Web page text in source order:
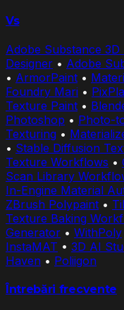
Vs
Adobe Substance 3D
Designer • Adobe
• ArmorPaint •
Foundry Mari •
Texture Paint •
Photoshop • Photo-
Texturing •
• Stable Diffusion
Texture Workflows •
Scan Library
In-Engine Material
ZBrush Polypaint •
Texture Baking
Generator • WithPoly
InstaMAT • 3D AI
Haven • Poliigon
Întrebări frecvente